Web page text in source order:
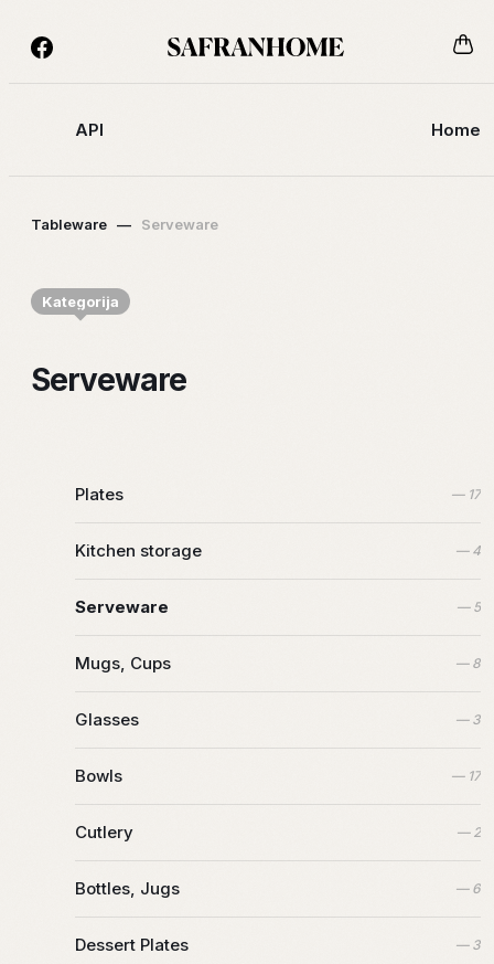
API Home
Tableware — Serveware
Kategorija
Serveware
Plates — 17
Kitchen storage — 4
Serveware — 5
Mugs, Cups — 8
Glasses — 3
Bowls — 17
Cutlery — 2
Bottles, Jugs — 6
Dessert Plates — 3